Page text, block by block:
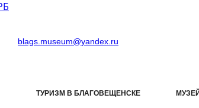
blags.museum@yandex.ru
ТУРИЗМ В БЛАГОВЕЩЕНСКЕ